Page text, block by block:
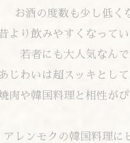
お酒の度数も少し低く
より飲みやすくなってい
若者にも大人気なんで
あじわいは超スッキとし
肉や韓国料理と相性が
アレンモクの韓国料理に